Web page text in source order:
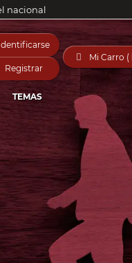
nacional
Registrar
 Mi Carro (
TEMAS